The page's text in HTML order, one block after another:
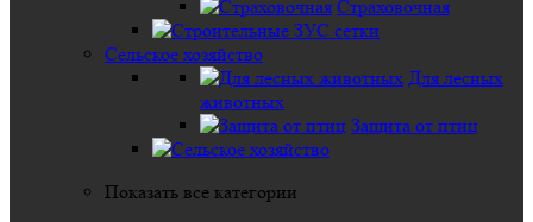
Страховочная
Сельское хозяйство
Для лесных
животных
Защита от птиц
Показать все категории